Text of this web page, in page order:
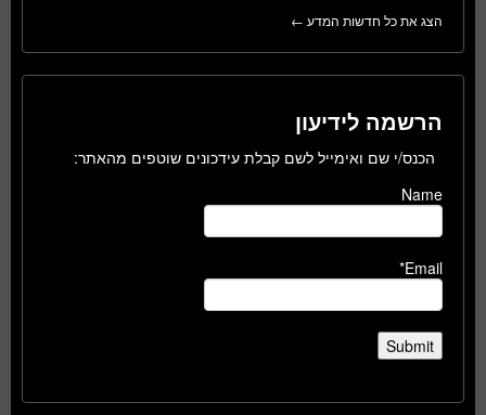
הצג את כל חדשות המדע ←
הרשמה לידיעון
הכנס/י שם ואימייל לשם קבלת עידכונים שוטפים מהאתר:
Name
Email*